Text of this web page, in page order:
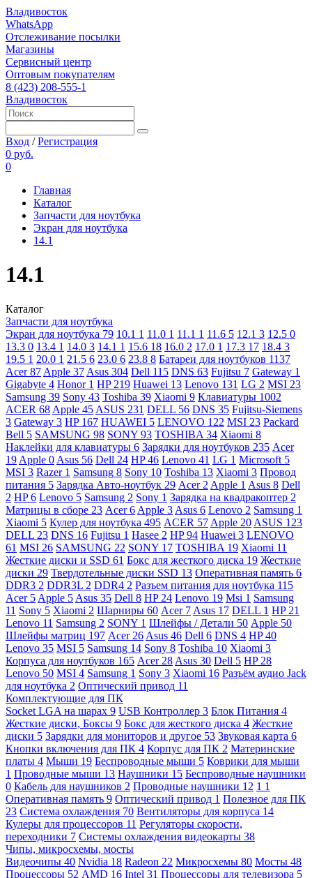
Владивосток
WhatsApp
Отслеживание посылки
Магазины
Сервисный центр
Оптовым покупателям
8 (423) 208-555-1
Владивосток
Вход /Регистрация
0 руб.
0
Главная
Каталог
Запчасти для ноутбука
Экран для ноутбука
14.1
14.1
Каталог
Запчасти для ноутбука
Экран для ноутбука 79 10.1 1 11.0 1 11.1 1 11.6 5 12.1 3 12.5 0
13.3 0 13.4 1 14.0 3 14.1 1 15.6 18 16.0 2 17.0 1 17.3 17 18.4 3
19.5 1 20.0 1 21.5 6 23.0 6 23.8 8 Батареи для ноутбуков 1137
Acer87 Apple 37 Asus 304 Dell 115 DNS 63 Fujitsu 7 Gateway 1
Gigabyte 4 Honor 1 HP 219 Huawei 13 Lenovo 131 LG 2 MSI 23
Samsung 39 Sony 43 Toshiba 39 Xiaomi 9 Клавиатуры 1002
ACER 68 Apple 45 ASUS 231 DELL 56 DNS 35 Fujitsu-Siemens
3 Gateway 3 HP 167 HUAWEI 5 LENOVO 122 MSI 23 Packard
Bell 5 SAMSUNG 98 SONY 93 TOSHIBA 34 Xiaomi 8
Наклейки для клавиатуры 6 Зарядки для ноутбуков 235 Acer
19 Apple 0 Asus 56 Dell 24 HP46 Lenovo 41 LG 1 Microsoft 5
MSI 3 Razer 1 Samsung 8 Sony 10 Toshiba 13 Xiaomi 3 Провод
питания 5 Зарядка Авто-ноутбук 29 Acer 2 Apple 1 Asus 8 Dell
2 HP6 Lenovo 5 Samsung 2 Sony 1 Зарядка на квадракоптер 2
Матрицы в сборе 23 Acer6 Apple 3 Asus 6 Lenovo 2 Samsung 1
Xiaomi 5 Кулер для ноутбука 495 ACER 57 Apple 20 ASUS 123
DELL 23 DNS 16 Fujitsu 1 Hasee 2 HP94 Huawei 3 LENOVO
61 MSI 26 SAMSUNG 22 SONY 17 TOSHIBA 19 Xiaomi 11
Жесткие диски и SSD 61 Бокс для жесткого диска 19 Жесткие
диски 29 Твердотельные диски SSD 13 Оперативная память 6
DDR3 2 DDR3L 2 DDR4 2 Разъем питания для ноутбука 115
Acer 5 Apple 5 Asus 35 Dell 8 HP 24 Lenovo 19 Msi 1 Samsung
11 Sony 5 Xiaomi 2 Шарниры 60 Acer 7 Asus 17 DELL 1 HP 21
Lenovo 11 Samsung 2 SONY 1 Шлейфы / Детали 50 Apple 50
Шлейфы матриц 197 Acer 26 Asus 46 Dell 6 DNS 4 HP40
Lenovo 35 MSI 5 Samsung 14 Sony 8 Toshiba 10 Xiaomi 3
Корпуса для ноутбуков 165 Acer 28 Asus 30 Dell 5 HP 28
Lenovo 50 MSI 4 Samsung 1 Sony 3 Xiaomi 16 Разъём аудио Jack
для ноутбука 2 Оптический привод 11
Комплектующие для ПК
Socket LGA на шарах 9 USB Контроллер 3 Блок Питания 4
Жесткие диски, Боксы 9 Бокс для жесткого диска 4 Жесткие
диски 5 Зарядки для мониторов и другое 53 Звуковая карта 6
Кнопки включения для ПК 4 Корпус для ПК 2 Материнские
платы 4 Мыши 19 Беспроводные мыши 5 Коврики для мыши
1 Проводные мыши 13 Наушники 15 Беспроводные наушники
0 Кабель для наушников 2 Проводные наушники 12 1 1
Оперативная память 9 Оптический привод 1 Полезное для ПК
23 Система охлаждения 70 Вентиляторы для корпуса 14
Кулеры для процессоров 11 Регуляторы скорости,
переходники 7 Системы охлаждения видеокарты 38
Чипы, микросхемы, мосты
Видеочипы 40 Nvidia 18 Radeon 22 Микросхемы 80 Мосты 48
Процессоры 52 AMD 16 Intel 31 Процессоры для телевизора 5